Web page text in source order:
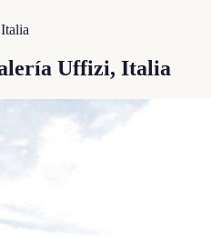
Uffizi, Italia